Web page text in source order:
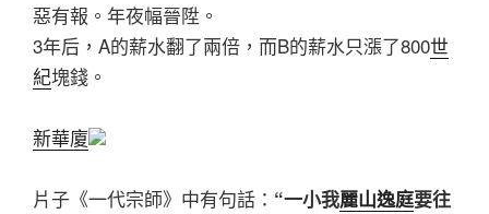
惡有報。年夜幅晉陞。
3年后，A的薪水翻了兩倍，而B的薪水只漲了800世
紀塊錢。
新華廈
片子《一代宗師》中有句話： “一小我麗山逸庭要往